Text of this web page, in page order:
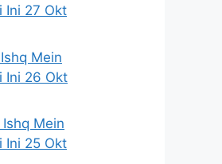
Ini 27 Okt
Mein
Ini 26 Okt
Mein
Ini 25 Okt